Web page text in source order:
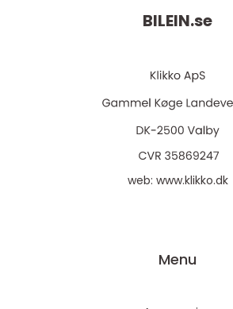
BILEIN.se
web: www.klikko.dk
Menu